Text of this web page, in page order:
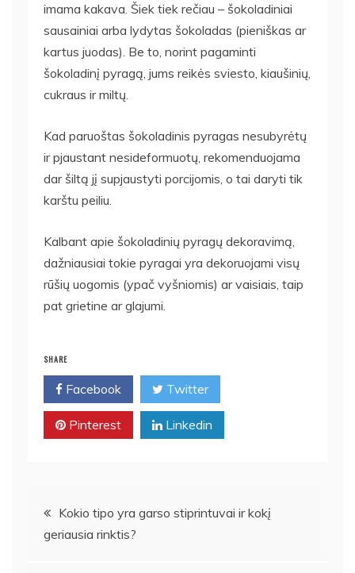
imama kakava. Šiek tiek rečiau – šokoladiniai
sausainiai arba lydytas šokoladas (pieniškas ar
kartus juodas). Be to, norint pagaminti
šokoladinį pyragą, jums reikės sviesto, kiaušinių,
cukraus ir miltų.
Kad paruoštas šokoladinis pyragas nesubyrėtų
ir pjaustant nesideformuotų, rekomenduojama
dar šiltą jį supjaustyti porcijomis, o tai daryti tik
karštu peiliu.
Kalbant apie šokoladinių pyragų dekoravimą,
dažniausiai tokie pyragai yra dekoruojami visų
rūšių uogomis (ypač vyšniomis) ar vaisiais, taip
pat grietine ar glajumi.
SHARE
Facebook Twitter
Pinterest Linkedin
Navigacija
tarp
Kokio tipo yra garso stiprintuvai ir kokį
geriausia rinktis?